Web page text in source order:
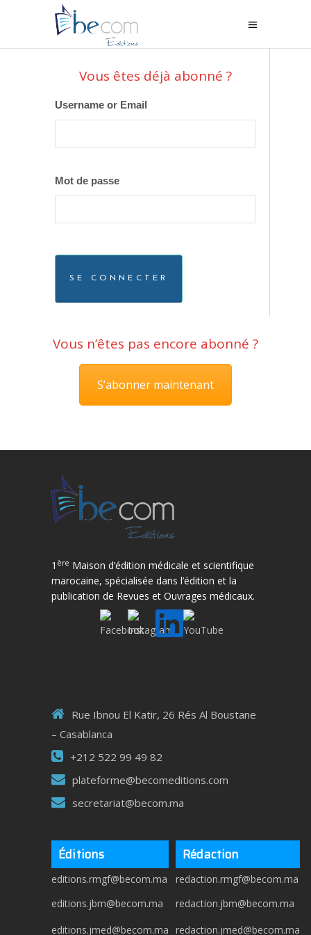
Vous êtes déjà abonné ?
Username or Email
Mot de passe
Vous n’êtes pas encore abonné ?
S’abonner maintenant
1 ère Maison d’édition médicale et scientifique
marocaine, spécialisée dans l’édition et la
publication de Revues et Ouvrages médicaux.
Rue Ibnou El Katir, 26 Rés Al Boustane
– Casablanca
+212 522 99 49 82
plateforme@becomeditions.com
secretariat@becom.ma
Éditions
editions.rmgf@becom.ma
editions.jbm@becom.ma
editions.jmed@becom.ma
Rédaction
redaction.rmgf@becom.ma
redaction.jbm@becom.ma
redaction.jmed@becom.ma